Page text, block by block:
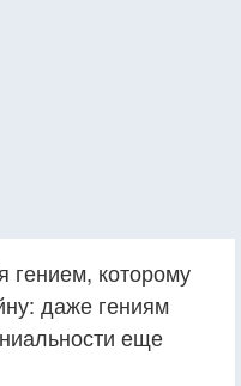
гением, которому
даже гениям
еще